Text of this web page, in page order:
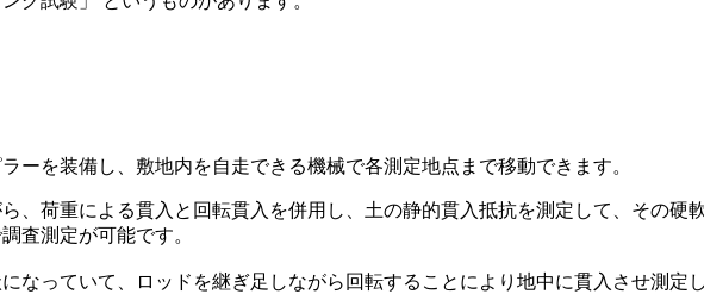
ーを装備し、敷地内を自走できる機械で各測定地点まで移動できます。
、荷重による貫入と回転貫入を併用し、土の静的貫入抵抗を測定して、その硬
査測定が可能です。
なっていて、ロッドを継ぎ足しながら回転することにより地中に貫入させ測定し